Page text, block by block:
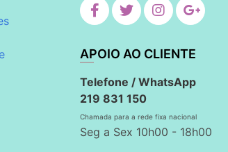
APOIO AO CLIENTE
Telefone / WhatsApp
219 831 150
Chamada para a rede fixa nacional
Seg a Sex 10h00 - 18h00